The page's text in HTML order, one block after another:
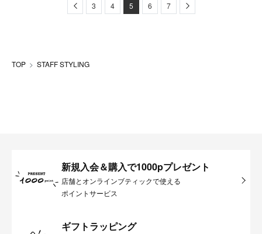
Previous
3 4 5 6 7 Next
TOP STAFF STYLING
新規入会＆購入で1000pプレゼント
店舗とオンラインブティックで使える
ポイントサービス
ギフトラッピング